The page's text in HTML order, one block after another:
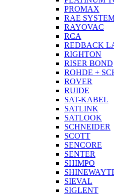
PROMAX
RAE
RAYOVAC
RCA
REDBACK
RIGHTON
RISER BOND
ROHDE +
ROVER
RUIDE
SAT-KABEL
SATLINK
SATLOOK
SCHNEIDER
SCOTT
SENCORE
SENTER
SHIMPO
SIEVAL
SIGLENT